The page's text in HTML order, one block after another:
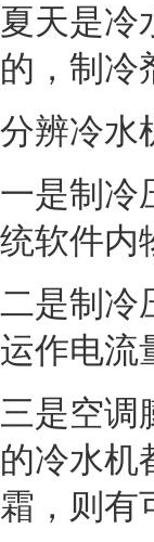
夏天是冷
的，制冷
分辨冷水
一是制冷
统软件内
二是制冷
运作电流
三是空调
的冷水机
霜，则有